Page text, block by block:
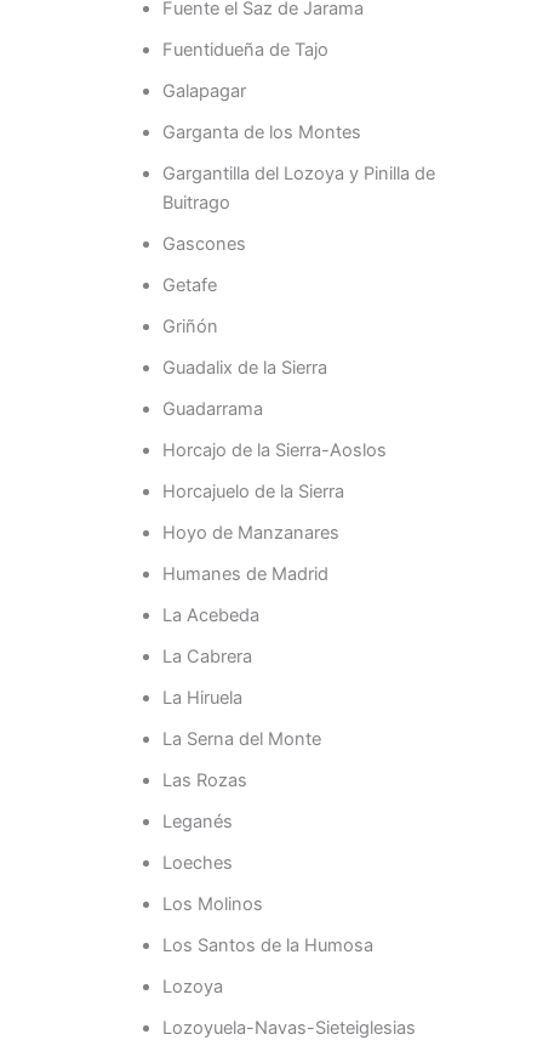
Fuente el Saz de Jarama
Fuentidueña de Tajo
Galapagar
Garganta de los Montes
Gargantilla del Lozoya y Pinilla de
Buitrago
Gascones
Getafe
Griñón
Guadalix de la Sierra
Guadarrama
Horcajo de la Sierra-Aoslos
Horcajuelo de la Sierra
Hoyo de Manzanares
Humanes de Madrid
La Acebeda
La Cabrera
La Hiruela
La Serna del Monte
Las Rozas
Leganés
Loeches
Los Molinos
Los Santos de la Humosa
Lozoya
Lozoyuela-Navas-Sieteiglesias